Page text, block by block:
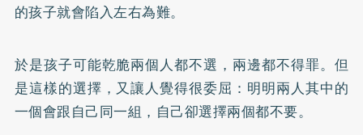
的孩子就會陷入左右為難。
於是孩子可能乾脆兩個人都不選，兩邊都不得罪。但
是這樣的選擇，又讓人覺得很委屈：明明兩人其中的
一個會跟自己同一組，自己卻選擇兩個都不要。